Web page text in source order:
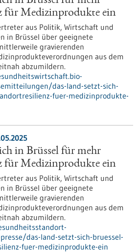
für Medizinprodukte ein
aus Politik, Wirtschaft und
in Brüssel über geeignete
gravierenden
aus dem
abzumildern.
das-land-setzt-sich-
fuer-medizinprodukte-
in Brüssel für mehr
für Medizinprodukte ein
aus Politik, Wirtschaft und
in Brüssel über geeignete
gravierenden
aus dem
abzumildern.
das-land-setzt-sich-bruessel-
fuer-medizinprodukte-ein